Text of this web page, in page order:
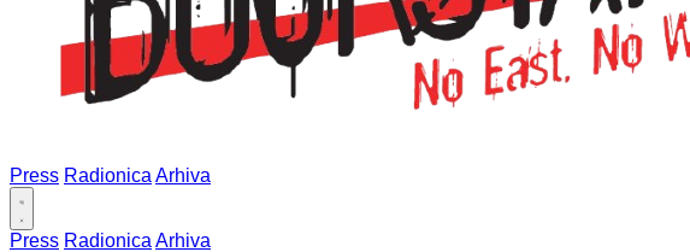
Press Radionica Arhiva
Press Radionica Arhiva